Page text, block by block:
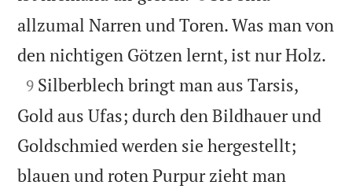
allzumal Narren und Toren. Was man von
den nichtigen Götzen lernt, ist nur Holz.

9 Silberblech bringt man aus Tarsis,
Gold aus Ufas; durch den Bildhauer und
Goldschmied werden sie hergestellt;
blauen und roten Purpur zieht man